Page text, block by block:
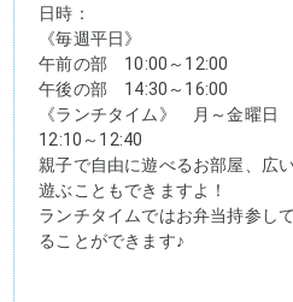
日時：
《毎週平日》
午前の部　10:00～12:00
午後の部　14:30～16:00
《ランチタイム》　月～金曜日
12:10～12:40
親子で自由に遊べるお部屋、広
遊ぶこともできますよ！
ランチタイムではお弁当持参し
ることができます♪